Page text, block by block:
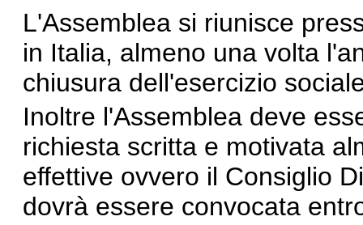
L'Assemblea si riunisce
in Italia, almeno una volta
chiusura dell'esercizio
Inoltre l'Assemblea deve
richiesta scritta e motivata
effettive ovvero il Consiglio
dovrà essere convocata